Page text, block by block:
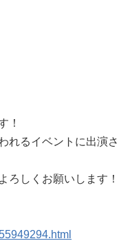
！
れるイベントに出演さ
ろしくお願いします！